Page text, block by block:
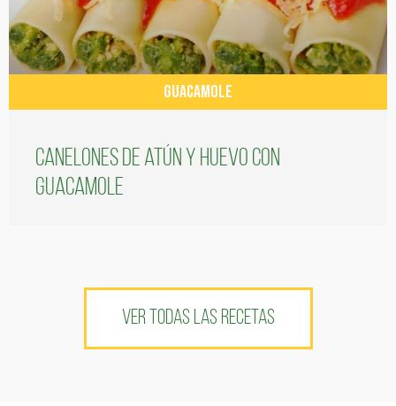
GUACAMOLE
Canelones de atún y huevo con
guacamole
VER TODAS LAS RECETAS